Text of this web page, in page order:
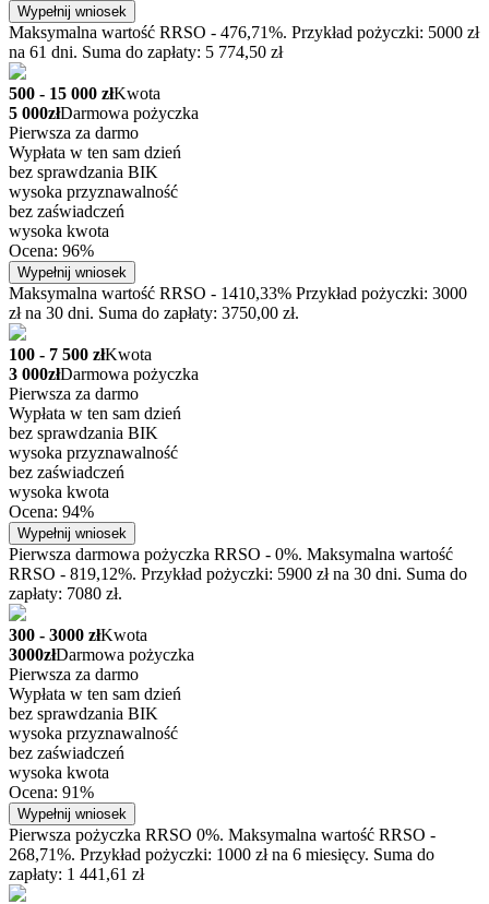
Wypełnij wniosek
Maksymalna wartość RRSO - 476,71%. Przykład pożyczki: 5000 zł
na 61 dni. Suma do zapłaty: 5 774,50 zł
500 - 15 000 złKwota
5 000złDarmowa pożyczka
Pierwsza za darmo
Wypłata w ten sam dzień
bez sprawdzania BIK
wysoka przyznawalność
bez zaświadczeń
wysoka kwota
Ocena: 96%
Wypełnij wniosek
Maksymalna wartość RRSO - 1410,33% Przykład pożyczki: 3000
zł na 30 dni. Suma do zapłaty: 3750,00 zł.
100 - 7 500 złKwota
3 000złDarmowa pożyczka
Pierwsza za darmo
Wypłata w ten sam dzień
bez sprawdzania BIK
wysoka przyznawalność
bez zaświadczeń
wysoka kwota
Ocena: 94%
Wypełnij wniosek
Pierwsza darmowa pożyczka RRSO - 0%. Maksymalna wartość
RRSO - 819,12%. Przykład pożyczki: 5900 zł na 30 dni. Suma do
zapłaty: 7080 zł.
300 - 3000 złKwota
3000złDarmowa pożyczka
Pierwsza za darmo
Wypłata w ten sam dzień
bez sprawdzania BIK
wysoka przyznawalność
bez zaświadczeń
wysoka kwota
Ocena: 91%
Wypełnij wniosek
Pierwsza pożyczka RRSO 0%. Maksymalna wartość RRSO -
268,71%. Przykład pożyczki: 1000 zł na 6 miesięcy. Suma do
zapłaty: 1 441,61 zł